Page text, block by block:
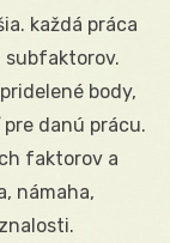
každá práca
subfaktorov.
body,
danú prácu.
faktorov a
námaha,